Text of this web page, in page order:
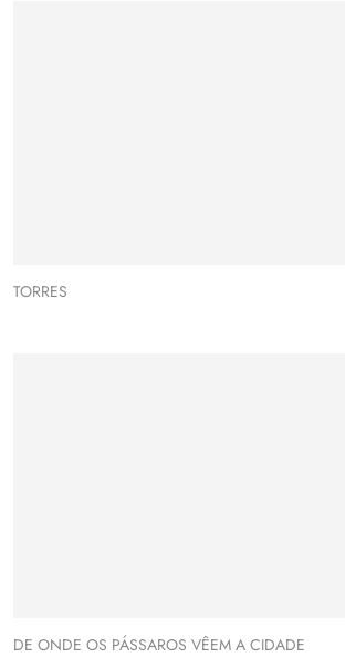
TORRES
DE ONDE OS PÁSSAROS VÊEM A CIDADE